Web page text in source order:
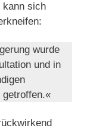
kann sich
wurde
und in